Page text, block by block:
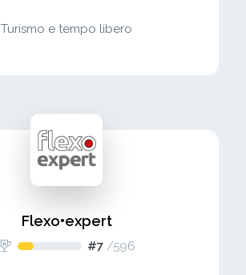
Turismo e tempo libero
Flexo•expert
#7 /596